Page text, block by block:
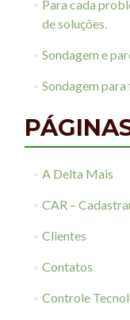
Para cada
de soluções.
Sondagem e
Sondagem
A Delta Mais
CAR –
Clientes
Contatos
Controle